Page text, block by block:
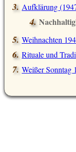
Aufklärung
Weihnachten
Rituale und
Weißer Sonntag